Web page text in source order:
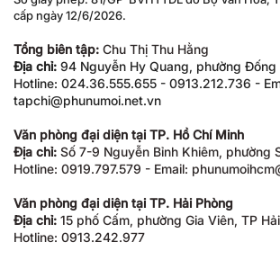
cấp ngày 12/6/2026.
Tổng biên tập: Chu Thị Thu Hằng
Địa chỉ: 94 Nguyễn Hy Quang, phường Đống
Hotline: 024.36.555.655 - 0913.212.736 -
tapchi@phunumoi.net.vn
Văn phòng đại diện tại TP. Hồ Chí Minh
Địa chỉ: Số 7-9 Nguyễn Bỉnh Khiêm, phường
Hotline: 0919.797.579 - Email:
Văn phòng đại diện tại TP. Hải Phòng
Địa chỉ: 15 phố Cấm, phường Gia Viên, TP
Hotline: 0913.242.977